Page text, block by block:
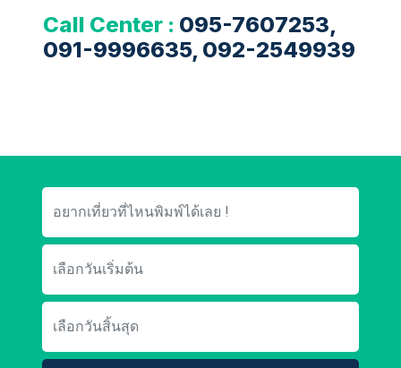
Call Center : 095-7607253,
091-9996635, 092-2549939